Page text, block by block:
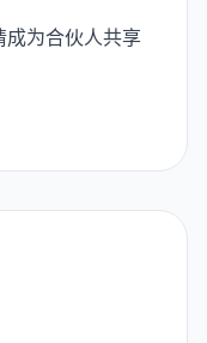
成为合伙人共享